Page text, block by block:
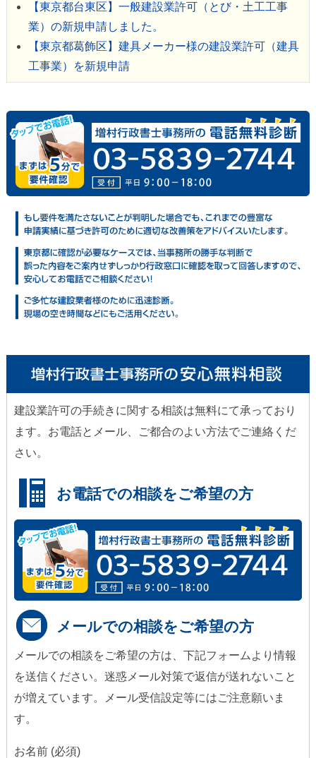
【東京都台東区】一般建設業許可（とび・土工工事
業）の新規申請しました。
【東京都葛飾区】建具メーカー様の建設業許可（建具
工事業）を新規申請
建設業許可の手続きに関する相談は無料にて承っており
ます。お電話とメール、ご都合のよい方法でご連絡くだ
さい。
お電話での相談をご希望の方
メールでの相談をご希望の方
メールでの相談をご希望の方は、下記フォームより情報
を送信ください。迷惑メール対策で返信が送れないこと
が増えています。メール受信設定等にはご注意願いま
す。
お名前 (必須)